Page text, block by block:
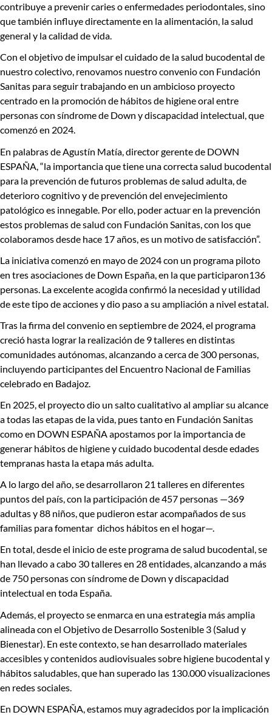
contribuye a prevenir caries o enfermedades periodontales, sino
que también influye directamente en la alimentación, la salud
general y la calidad de vida.
Con el objetivo de impulsar el cuidado de la salud bucodental de
nuestro colectivo, renovamos nuestro convenio con Fundación
Sanitas para seguir trabajando en un ambicioso proyecto
centrado en la promoción de hábitos de higiene oral entre
personas con síndrome de Down y discapacidad intelectual, que
comenzó en 2024.
En palabras de Agustín Matía director gerente de DOWN
ESPAÑA, “la importancia que tiene una correcta salud bucodental
para la prevención de futuros problemas de salud adulta, de
deterioro cognitivo y de prevención del envejecimiento
patológico es innegable. Por ello, poder actuar en la prevención
estos problemas de salud con Fundación Sanitas, con los que
colaboramos desde hace 17 años, es un motivo de satisfacción”.
La iniciativa comenzó en mayo de 2024 con un programa piloto
en tres asociaciones de Down España, en la que participaron136
personas. La excelente acogida confirmó la necesidad y utilidad
de este tipo de acciones y dio paso a su ampliación a nivel estatal.
Tras la firma del convenio en septiembre de 2024, el programa
creció hasta lograr la realización de 9 talleres en distintas
comunidades autónomas, alcanzando a cerca de 300 personas,
incluyendo participantes del Encuentro Nacional de Familias
celebrado en Badajoz.
En 2025, el proyecto dio un salto cualitativo al ampliar su alcance
a todas las etapas de la vida, pues tanto en Fundación Sanitas
como en DOWN ESPAÑA apostamos por la importancia de
generar hábitos de higiene y cuidado bucodental desde edades
tempranas hasta la etapa más adulta.
A lo largo del año, se desarrollaron 21 talleres en diferentes
puntos del país, con la participación de 457 personas —369
adultas y 88 niños, que pudieron estar acompañados de sus
familias para fomentar dichos hábitos en el hogar—.
En total, desde el inicio de este programa de salud bucodental,se
han llevado a cabo 30 talleres en 28 entidades, alcanzando a más
de 750 personas con síndrome de Down y discapacidad
intelectual en toda España.
Además, el proyecto se enmarca en una estrategia más amplia
alineada con el Objetivo de Desarrollo Sostenible 3 (Salud y
Bienestar). En este contexto, se han desarrollado materiales
accesibles y contenidos audiovisuales sobre higiene bucodental y
hábitos saludables, que han superado las 130.000 visualizaciones
en redes sociales.
En DOWN ESPAÑA, estamos muy agradecidos por la implicación